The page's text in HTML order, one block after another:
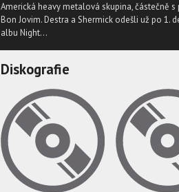
Americká heavy metalová skupina, částečně
Bon Jovim. Destra a Shermick odešli už po 1.
albu Night...
Diskografie